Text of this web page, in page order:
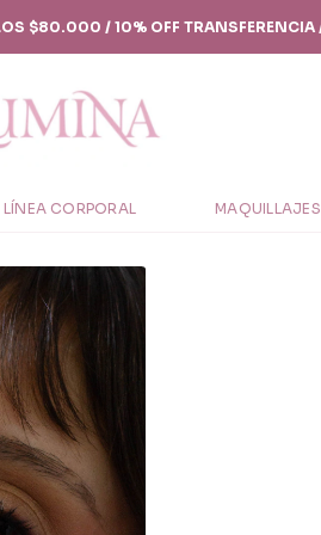
$80.000 / 10% OFF TRANSFERENCIA
LÍNEA CORPORAL MAQUILLAJES